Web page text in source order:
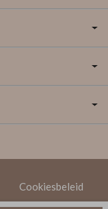
Cookiesbeleid